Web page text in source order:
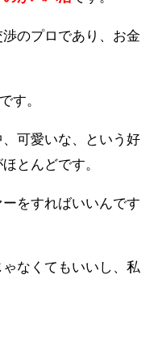
のプロであり、お金
す。
可愛いな、という好
とんどです。
をすればいいんです
なくてもいいし、私